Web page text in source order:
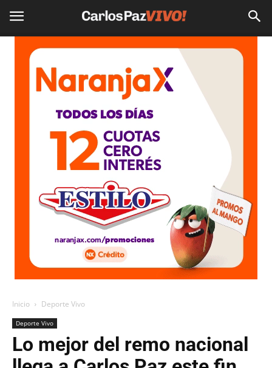
Inicio Deporte Vivo
Deporte Vivo
Lo mejor del remo nacional